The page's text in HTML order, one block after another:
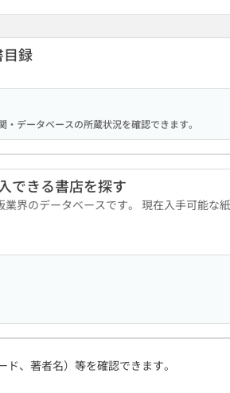
目録
データベースの所蔵状況を確認できます。
できる書店を探す
界のデータベースです。 現在入手可能な
、著者名）等を確認できます。